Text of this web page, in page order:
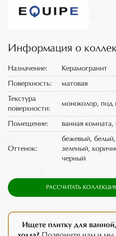
Информация о
Назначение: Керамогранит
Поверхность: матовая
Текстура
поверхности:
моноколор, под
Помещение: ванная
Оттенок:
бежевый,
зеленый,
черный
РАССЧИТАТЬ
Ищете плитку для